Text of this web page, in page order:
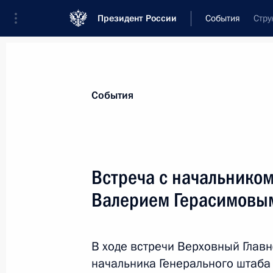
Президент России События
Новости
Послания Федеральному Собранию
Заявления по важнейшим вопросам
Речи и обращения
События
Встреча с
Валерием
В ходе встречи Верховный
начальника Генерального